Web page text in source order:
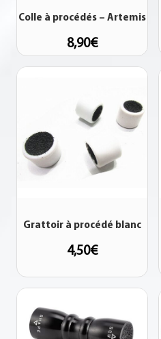
Colle à procédés – Artemis
8,90€
Grattoir à procédé blanc
4,50€